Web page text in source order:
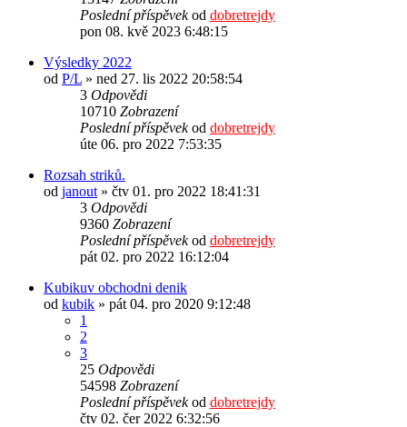
Poslední příspěvekod dobretrejdy
pon 08. kvě 2023 6:48:15
Výsledky 2022
od P/L » ned 27. lis 2022 20:58:54
3 Odpovědi
10710 Zobrazení
Poslední příspěvekod dobretrejdy
úte 06. pro 2022 7:53:35
Rozsah striků.
od janout » čtv 01. pro 2022 18:41:31
3 Odpovědi
9360 Zobrazení
Poslední příspěvekod dobretrejdy
pát 02. pro 2022 16:12:04
Kubikuv obchodni denik
od kubik » pát 04. pro 2020 9:12:48
1
2
3
25 Odpovědi
54598 Zobrazení
Poslední příspěvekod dobretrejdy
čtv 02. čer 2022 6:32:56